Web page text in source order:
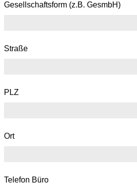
Gesellschaftsform (z.B. GesmbH)
Straße
PLZ
Ort
Telefon Büro